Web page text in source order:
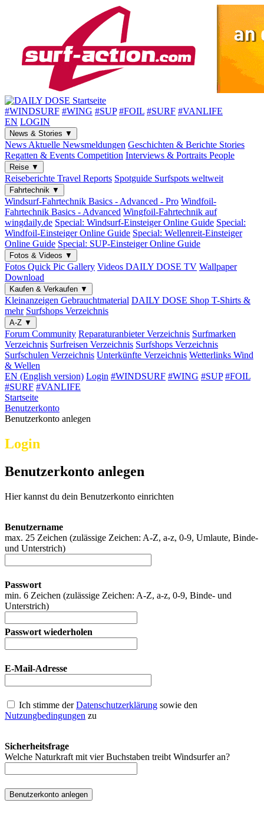
#WINDSURF #WING #SUP #FOIL #SURF #VANLIFE
EN LOGIN
News & Stories ▼
News Aktuelle Newsmeldungen Geschichten & Berichte Stories
Regatten & Events Competition Interviews & Portraits People
Reise ▼
Reiseberichte Travel Reports Spotguide Surfspots weltweit
Fahrtechnik ▼
Windsurf-Fahrtechnik Basics - Advanced - Pro Windfoil-
Fahrtechnik Basics - Advanced Wingfoil-Fahrtechnik auf
wingdaily.de Special: Windsurf-EinsteigerOnline Guide Special:
Windfoil-EinsteigerOnline Guide Special: Wellenreit-Einsteiger
Online Guide Special: SUP-EinsteigerOnline Guide
Fotos & Videos ▼
Fotos Quick Pic Gallery Videos DAILY DOSE TV Wallpaper
Download
Kaufen & Verkaufen ▼
Kleinanzeigen Gebrauchtmaterial DAILY DOSE Shop T-Shirts &
mehr Surfshops Verzeichnis
A-Z ▼
Forum Community ReparaturanbieterVerzeichnis Surfmarken
Verzeichnis Surfreisen Verzeichnis Surfshops Verzeichnis
Surfschulen Verzeichnis Unterkünfte Verzeichnis Wetterlinks Wind
& Wellen
EN (English version) Login #WINDSURF #WING #SUP #FOIL
#SURF #VANLIFE
Startseite
Benutzerkonto
Benutzerkonto anlegen
Login
Benutzerkonto anlegen
Hier kannst du dein Benutzerkonto einrichten
Benutzername
max. 25 Zeichen (zulässige Zeichen: A-Z, a-z, 0-9, Umlaute, Binde-
und Unterstrich)
Passwort
min. 6 Zeichen (zulässige Zeichen: A-Z, a-z, 0-9, Binde- und
Unterstrich)
Passwort wiederholen
E-Mail-Adresse
Ich stimme derDatenschutzerklärung sowie den
Nutzungbedingungen zu
Sicherheitsfrage
Welche Naturkraft mit vier Buchstaben treibt Windsurfer an?